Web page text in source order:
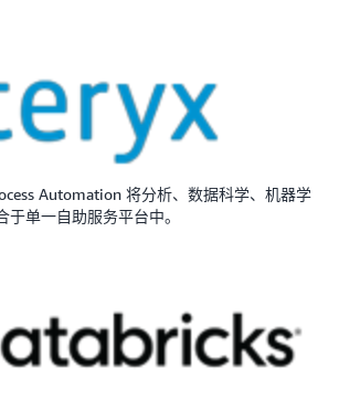
Automation 将分析、数据科学、机器学
于单一自助服务平台中。